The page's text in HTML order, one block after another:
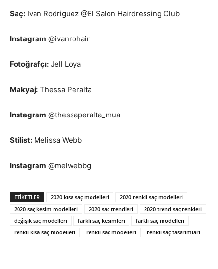
Saç: Ivan Rodriguez @El Salon Hairdressing Club
Instagram @ivanrohair
Fotoğrafçı: Jell Loya
Makyaj: Thessa Peralta
Instagram @thessaperalta_mua
Stilist: Melissa Webb
Instagram @melwebbg
ETIKETLER 2020 kısa saç modelleri
2020 renkli saç modelleri
2020 saç kesim modelleri
2020 saç trendleri
2020 trend saç renkleri
değişik saç modelleri
farklı saç kesimleri
farklı saç modelleri
renkli kısa saç modelleri
renkli saç modelleri renkli saç tasarımları